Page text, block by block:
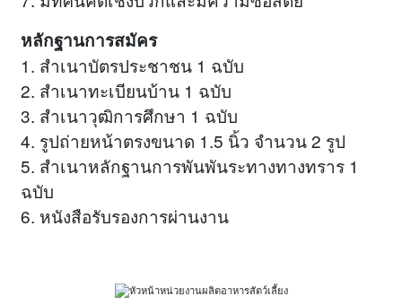
หลักฐานการสมัคร
1. สำเนาบัตรประชาชน 1 ฉบับ
2. สำเนาทะเบียนบ้าน 1 ฉบับ
3. สำเนาวุฒิการศึกษา 1 ฉบับ
4. รูปถ่ายหน้าตรงขนาด 1.5 นิ้ว จำนวน 2 รูป
5. สำเนาหลักฐานการพันพันระทางทางทราร 1
ฉบับ
6. หนังสือรับรองการผ่านงาน